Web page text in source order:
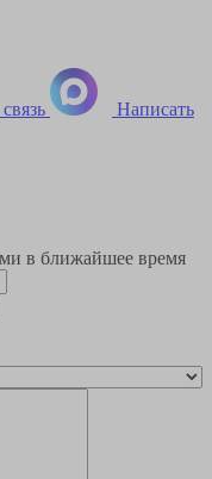
Написать
в ближайшее время